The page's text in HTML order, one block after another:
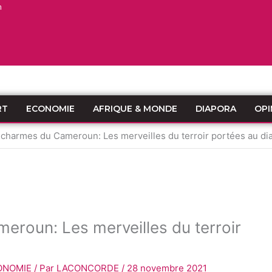
ECONOMIE AFRIQUE & MONDE DIAPORA
du Cameroun: Les merveilles du terroir portées au
Les merveilles du terroir
/ Par LACONCORDE / 28 novembre 2021